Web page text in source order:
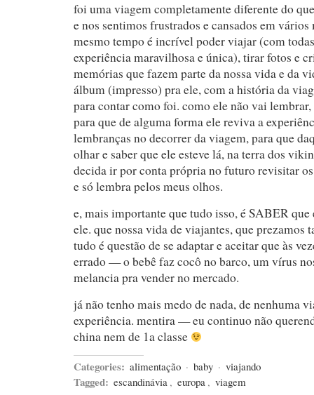
foi uma viagem completamente diferente do
e nos sentimos frustrados e cansados em vários
mesmo tempo é incrível poder viajar (com
experiência maravilhosa e única), tirar fotos e
memórias que fazem parte da nossa vida e da
álbum (impresso) pra ele, com a história da
para contar como foi. como ele não vai
para que de alguma forma ele reviva a
lembranças no decorrer da viagem, para que
olhar e saber que ele esteve lá, na terra dos
decida ir por conta própria no futuro revisitar
e só lembra pelos meus olhos.
e, mais importante que tudo isso, é SABER
ele. que nossa vida de viajantes, que prezamos
tudo é questão de se adaptar e aceitar que às
errado — o bebê faz cocô no barco, um vírus
melancia pra vender no mercado.
já não tenho mais medo de nada, de nenhuma
experiência. mentira — eu continuo não
china nem de 1a classe
Categories: alimentação · baby · viajando
Tagged: escandinávia , europa , viagem